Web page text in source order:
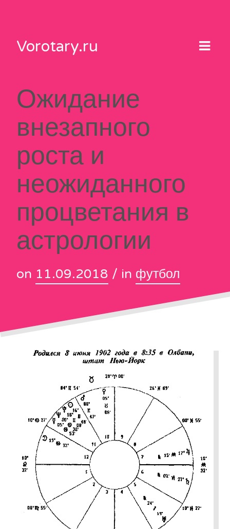
contentVorotary.ru
Ожидание
внезапного
роста и
неожиданного
процветания в
астрологии
on 11.09.2018 / in футбол